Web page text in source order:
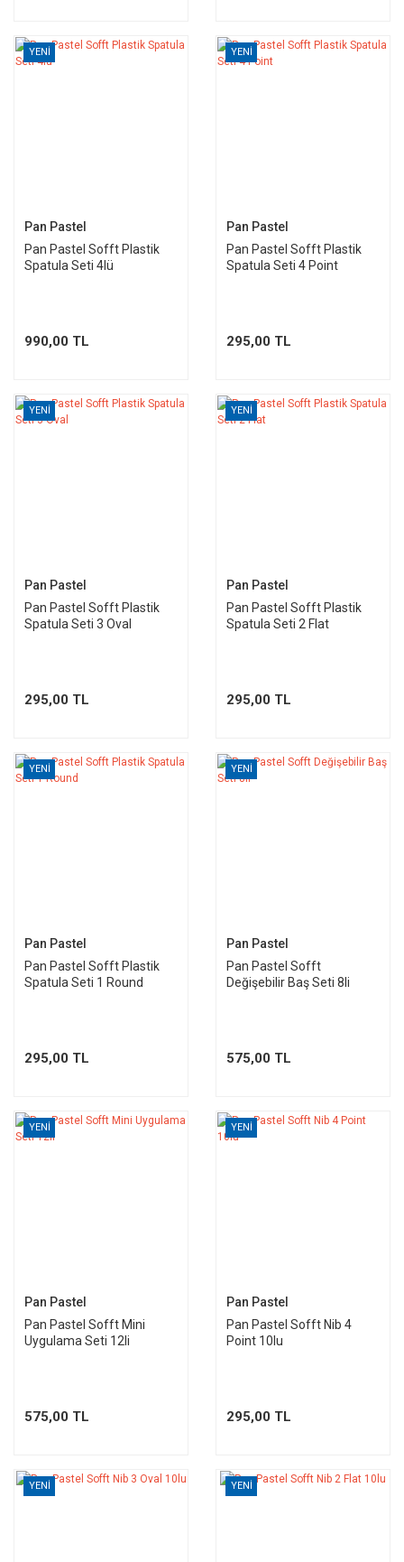
YENİ
Pan Pastel
Pan Pastel Sofft Plastik
Spatula Seti 4lü
990,00 TL
YENİ
Pan Pastel
Pan Pastel Sofft Plastik
Spatula Seti 4 Point
295,00 TL
YENİ
Pan Pastel
Pan Pastel Sofft Plastik
Spatula Seti 3 Oval
295,00 TL
YENİ
Pan Pastel
Pan Pastel Sofft Plastik
Spatula Seti 2 Flat
295,00 TL
YENİ
Pan Pastel
Pan Pastel Sofft Plastik
Spatula Seti 1 Round
295,00 TL
YENİ
Pan Pastel
Pan Pastel Sofft
Değişebilir Baş Seti 8li
575,00 TL
YENİ
Pan Pastel
Pan Pastel Sofft Mini
Uygulama Seti 12li
575,00 TL
YENİ
Pan Pastel
Pan Pastel Sofft Nib 4
Point 10lu
295,00 TL
YENİ YENİ